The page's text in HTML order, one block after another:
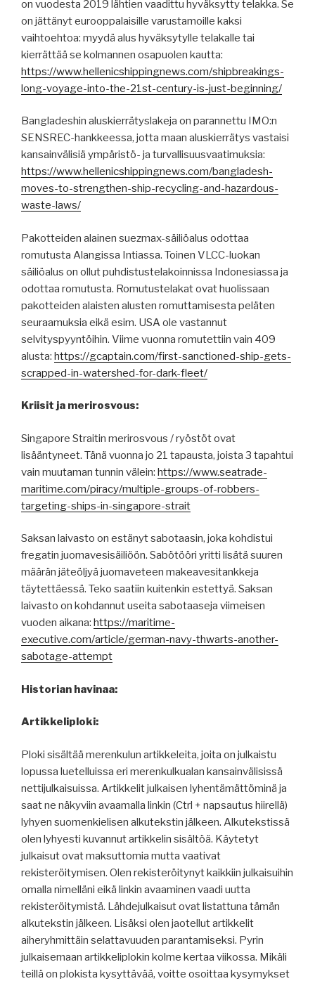
on vuodesta 2019 lähtien vaadittu hyväksytty telakka. Se
on jättänyt eurooppalaisille varustamoille kaksi
vaihtoehtoa: myydä alus hyväksytylle telakalle tai
kierrättää se kolmannen osapuolen kautta:
https://www.hellenicshippingnews.com/shipbreakings-
long-voyage-into-the-21st-century-is-just-beginning/
Bangladeshin aluskierrätyslakeja on parannettu IMO:n
SENSREC-hankkeessa, jotta maan aluskierrätys vastaisi
kansainvälisiä ympäristö- ja turvallisuusvaatimuksia:
https://www.hellenicshippingnews.com/bangladesh-
moves-to-strengthen-ship-recycling-and-hazardous-
waste-laws/
Pakotteiden alainen suezmax-säiliöalus odottaa
romutusta Alangissa Intiassa. Toinen VLCC-luokan
säiliöalus on ollut puhdistustelakoinnissa Indonesiassa ja
odottaa romutusta. Romutustelakat ovat huolissaan
pakotteiden alaisten alusten romuttamisesta peläten
seuraamuksia eikä esim. USA ole vastannut
selvityspyyntöihin. Viime vuonna romutettiin vain 409
alusta: https://gcaptain.com/first-sanctioned-ship-gets-
scrapped-in-watershed-for-dark-fleet/
Kriisit ja merirosvous:
Singapore Straitin merirosvous / ryöstöt ovat
lisääntyneet. Tänä vuonna jo 21 tapausta, joista 3 tapahtui
vain muutaman tunnin välein: https://www.seatrade-
maritime.com/piracy/multiple-groups-of-robbers-
targeting-ships-in-singapore-strait
Saksan laivasto on estänyt sabotaasin, joka kohdistui
fregatin juomavesisäiliöön. Sabötööri yritti lisätä suuren
määrän jäteöljyä juomaveteen makeavesitankkeja
täytettäessä. Teko saatiin kuitenkin estettyä. Saksan
laivasto on kohdannut useita sabotaaseja viimeisen
vuoden aikana: https://maritime-
executive.com/article/german-navy-thwarts-another-
sabotage-attempt
Historian havinaa:
Artikkeliploki:
Ploki sisältää merenkulun artikkeleita, joita on julkaistu
lopussa luetelluissa eri merenkulkualan kansainvälisissä
nettijulkaisuissa. Artikkelit julkaisen lyhentämättöminä ja
saat ne näkyviin avaamalla linkin (Ctrl + napsautus hiirellä)
lyhyen suomenkielisen alkutekstin jälkeen. Alkutekstissä
olen lyhyesti kuvannut artikkelin sisältöä. Käytetyt
julkaisut ovat maksuttomia mutta vaativat
rekisteröitymisen. Olen rekisteröitynyt kaikkiin julkaisuihin
omalla nimelläni eikä linkin avaaminen vaadi uutta
rekisteröitymistä. Lähdejulkaisut ovat listattuna tämän
alkutekstin jälkeen. Lisäksi olen jaotellut artikkelit
aiheryhmittäin selattavuuden parantamiseksi. Pyrin
julkaisemaan artikkeliplokin kolme kertaa viikossa. Mikäli
teillä on plokista kysyttävää, voitte osoittaa kysymykset